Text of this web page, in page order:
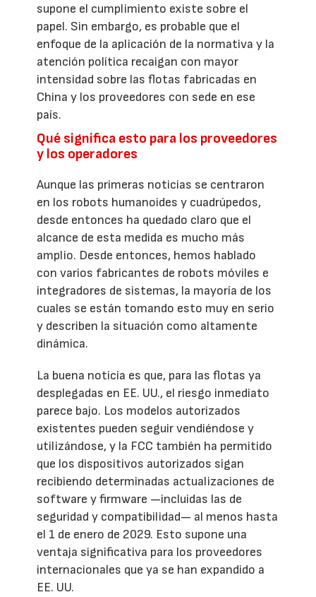
supone el cumplimiento existe sobre el
papel. Sin embargo, es probable que el
enfoque de la aplicación de la normativa y la
atención política recaigan con mayor
intensidad sobre las flotas fabricadas en
China y los proveedores con sede en ese
país.
Qué significa esto para los proveedores
y los operadores
Aunque las primeras noticias se centraron
en los robots humanoides y cuadrúpedos,
desde entonces ha quedado claro que el
alcance de esta medida es mucho más
amplio. Desde entonces, hemos hablado
con varios fabricantes de robots móviles e
integradores de sistemas, la mayoría de los
cuales se están tomando esto muy en serio
y describen la situación como altamente
dinámica.
La buena noticia es que, para las flotas ya
desplegadas en EE. UU., el riesgo inmediato
parece bajo. Los modelos autorizados
existentes pueden seguir vendiéndose y
utilizándose, y la FCC también ha permitido
que los dispositivos autorizados sigan
recibiendo determinadas actualizaciones de
software y firmware —incluidas las de
seguridad y compatibilidad— al menos hasta
el 1 de enero de 2029. Esto supone una
ventaja significativa para los proveedores
internacionales que ya se han expandido a
EE. UU.